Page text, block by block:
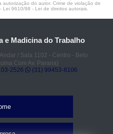
do autor. Crime de violação de
Lei 9610/98 - Lei de direitos autorais
e Madicina do Trabalho
/ Sala 1102 - Centro - Belo
Com Av. Parana)
2526 (31) 99453-8106